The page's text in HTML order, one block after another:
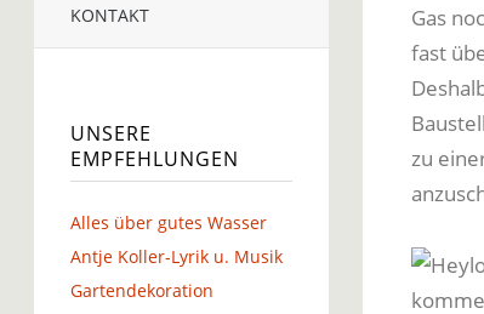
KONTAKT
UNSERE
EMPFEHLUNGEN
Alles über gutes Wasser
Antje Koller-Lyrik u. Musik
Gartendekoration
Gas
fast
zu